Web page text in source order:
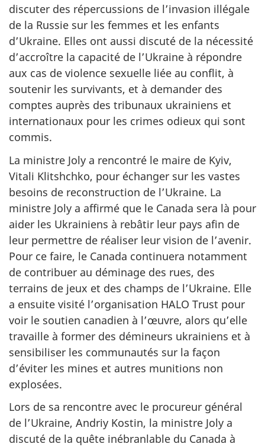
discuter des répercussions de l’invasion illégale
de la Russie sur les femmes et les enfants
d’Ukraine. Elles ont aussi discuté de la nécessité
d’accroître la capacité de l’Ukraine à répondre
aux cas de violence sexuelle liée au conflit, à
soutenir les survivants, et à demander des
comptes auprès des tribunaux ukrainiens et
internationaux pour les crimes odieux qui sont
commis.
La ministre Joly a rencontré le maire de Kyiv,
Vitali Klitshchko, pour échanger sur les vastes
besoins de reconstruction de l’Ukraine. La
ministre Joly a affirmé que le Canada sera là pour
aider les Ukrainiens à rebâtir leur pays afin de
leur permettre de réaliser leur vision de l’avenir.
Pour ce faire, le Canada continuera notamment
de contribuer au déminage des rues, des
terrains de jeux et des champs de l’Ukraine. Elle
a ensuite visité l’organisation HALO Trust pour
voir le soutien canadien à l’œuvre, alors qu’elle
travaille à former des démineurs ukrainiens et à
sensibiliser les communautés sur la façon
d’éviter les mines et autres munitions non
explosées.
Lors de sa rencontre avec le procureur général
de l’Ukraine, Andriy Kostin, la ministre Joly a
discuté de la quête inébranlable du Canada à